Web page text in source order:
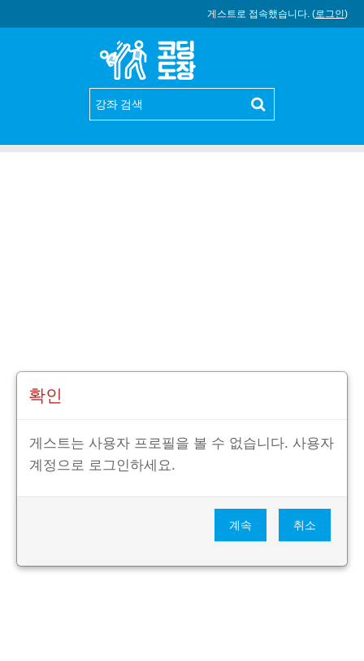
게스트로 접속했습니다. (로그인)
확인
게스트는 사용자 프로필을 볼 수 없습니다. 사용자
계정으로 로그인하세요.